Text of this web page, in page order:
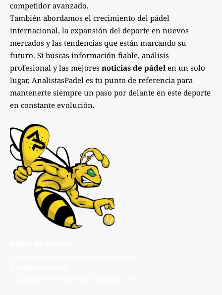
competidor avanzado.
También abordamos el crecimiento del pádel
internacional, la expansión del deporte en nuevos
mercados y las tendencias que están marcando su
futuro. Si buscas información fiable, análisis
profesional y las mejores noticias de pádel en un solo
lugar, AnalistasPadel es tu punto de referencia para
mantenerte siempre un paso por delante en este deporte
en constante evolución.